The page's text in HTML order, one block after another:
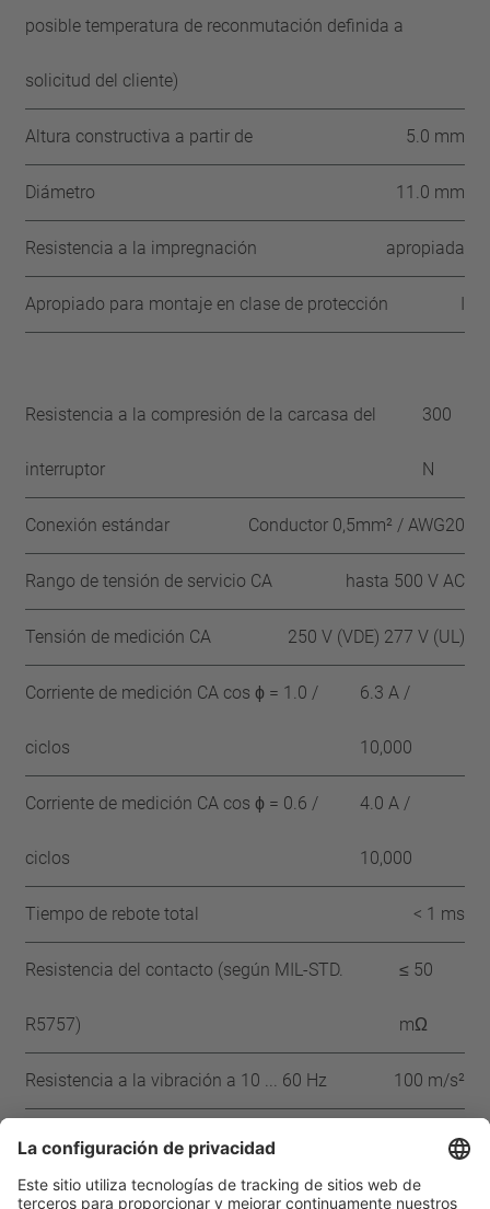
posible temperatura de reconmutación definida a
solicitud del cliente)
Altura constructiva a partir de 5.0 mm
Diámetro 11.0 mm
Resistencia a la impregnación apropiada
Apropiado para montaje en clase de protección I
Resistencia a la compresión de la carcasa del
interruptor
300
N
Conexión estándar Conductor 0,5mm² / AWG20
Rango de tensión de servicio CA hasta 500 V AC
Tensión de medición CA 250 V (VDE) 277 V (UL)
Corriente de medición CA cos ϕ = 1.0 /
ciclos
6.3 A /
10,000
Corriente de medición CA cos ϕ = 0.6 /
ciclos
4.0 A /
10,000
Tiempo de rebote total < 1 ms
Resistencia del contacto (según MIL-STD.
R5757)
≤ 50
mΩ
Resistencia a la vibración a 10 ... 60 Hz 100 m/s²
Aprobaciones